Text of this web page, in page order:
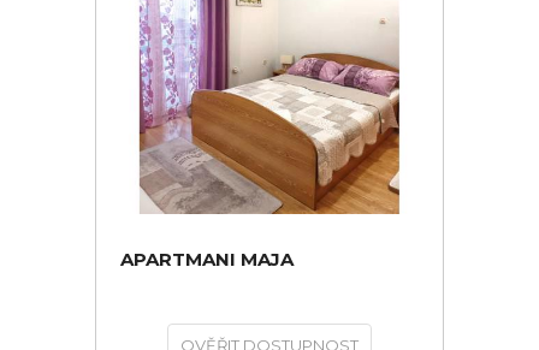
APARTMANI MAJA
OVĚŘIT DOSTUPNOST